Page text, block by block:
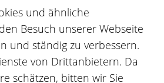
mitunter sehr amüsanter
Fotos der
gezeichneten
Buch homöopathische
beim Rind folgt ein
und ähnliche
Besuch unserer Webseite
und ständig zu verbessern.
von Drittanbietern. Da
schätzen, bitten wir Sie